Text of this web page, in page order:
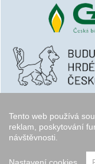
Tento web používá
reklam, poskytování
návštěvnosti.